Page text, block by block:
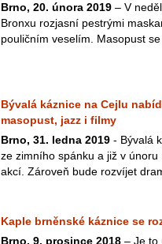
Brno, 20. února 2019 – V
Bronxu rozjasní pestrými
pouličním veselím. Masopust
Bývalá káznice na Cejlu
masopust, jazz i filmy
Brno, 31. ledna 2019 - Bývalá
ze zimního spánku a již v
akcí. Zároveň bude rozvíjet
Kaple brněnské káznice se
Brno, 9. prosince 2018 – Je to